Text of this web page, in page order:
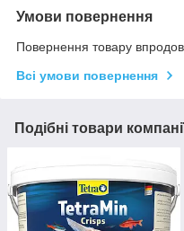
Умови повернення
Повернення товару
Всі умови повернення
Подібні товари